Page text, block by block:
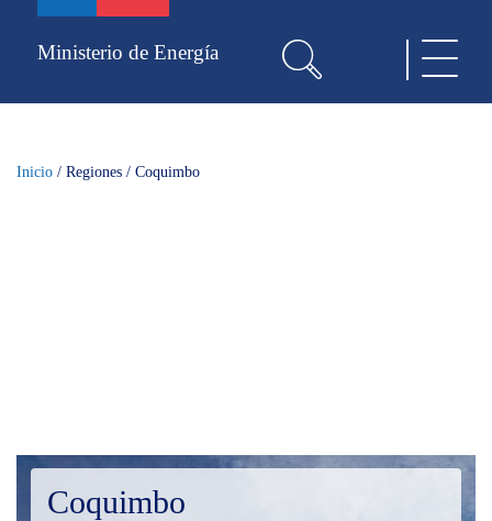
contenidoMinisterio de Energía
Inicio / Regiones / Coquimbo
Coquimbo